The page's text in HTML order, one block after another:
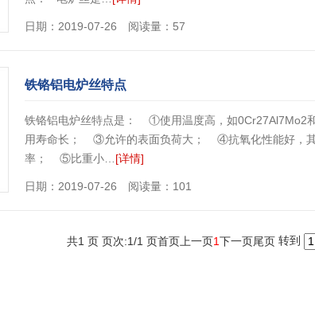
日期：2019-07-26 阅读量：57
铁铬铝电炉丝特点
铁铬铝电炉丝特点是： ①使用温度高，如
用寿命长； ③允许的表面负荷大； ④抗氧化性能好，其
率； ⑤比重小… [详情]
日期：2019-07-26 阅读量：101
共1 页 页次:1/1 页首页 上一页1下一页尾页 转到